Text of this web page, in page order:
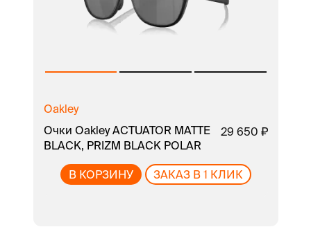
Oakley
Очки Oakley ACTUATOR MATTE
BLACK, PRIZM BLACK POLAR
29 650
В КОРЗИНУ ЗАКАЗ В 1 КЛИК